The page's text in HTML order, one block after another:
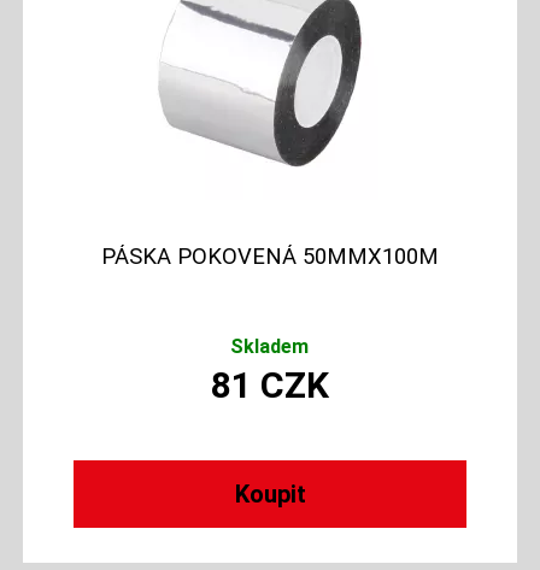
PÁSKA POKOVENÁ 50MMX100M
Skladem
81 CZK